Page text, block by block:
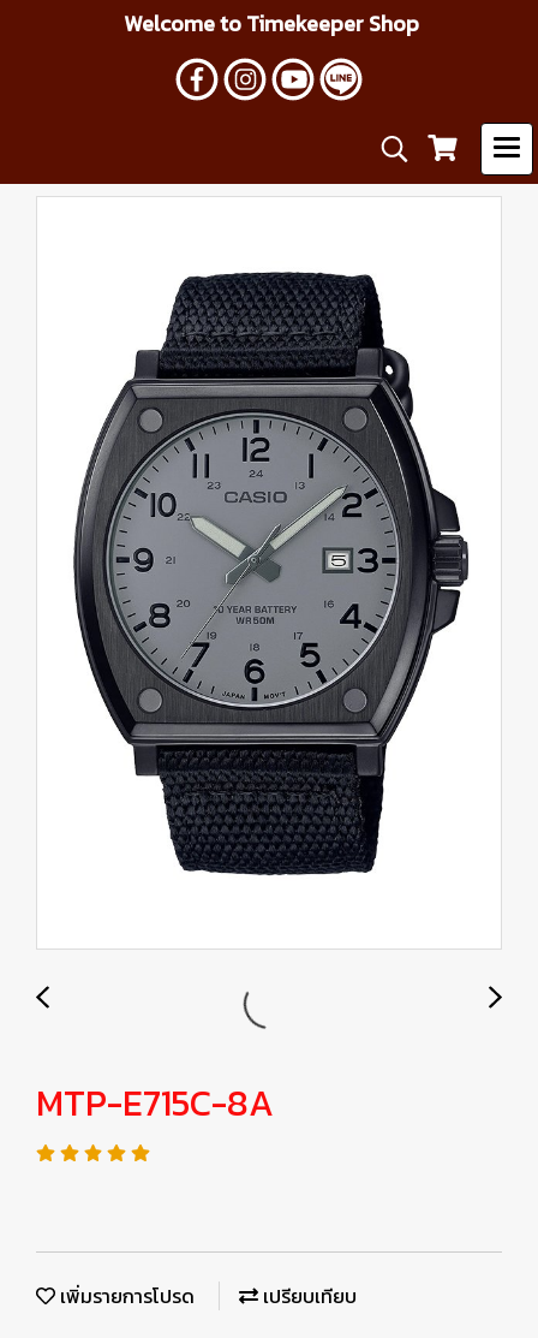
Welcome to Timekeeper Shop
MTP-E715C-8A
เพิ่มรายการโปรด
เปรียบเทียบ